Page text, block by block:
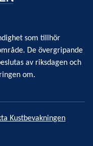
som tillhör
De övergripande
av riksdagen och
om.
Kustbevakningen